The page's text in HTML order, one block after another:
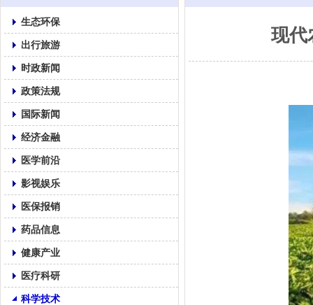
生态环保
出行旅游
时政新闻
政策法规
国际新闻
经济金融
医学前沿
影视娱乐
医保报销
药品信息
健康产业
医疗科研
科学技术
现代